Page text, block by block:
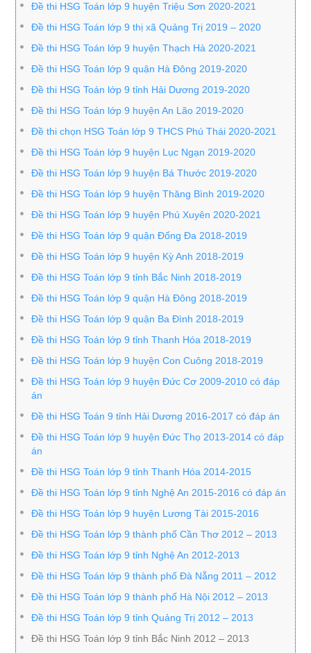
Đề thi HSG Toán lớp 9 huyện Triệu Sơn 2020-2021
Đề thi HSG Toán lớp 9 thị xã Quảng Trị 2019 – 2020
Đề thi HSG Toán lớp 9 huyện Thạch Hà 2020-2021
Đề thi HSG Toán lớp 9 quận Hà Đông 2019-2020
Đề thi HSG Toán lớp 9 tỉnh Hải Dương 2019-2020
Đề thi HSG Toán lớp 9 huyện An Lão 2019-2020
Đề thi chọn HSG Toán lớp 9 THCS Phú Thái 2020-2021
Đề thi HSG Toán lớp 9 huyện Lục Ngạn 2019-2020
Đề thi HSG Toán lớp 9 huyện Bá Thước 2019-2020
Đề thi HSG Toán lớp 9 huyện Thăng Bình 2019-2020
Đề thi HSG Toán lớp 9 huyện Phú Xuyên 2020-2021
Đề thi HSG Toán lớp 9 quận Đống Đa 2018-2019
Đề thi HSG Toán lớp 9 huyện Kỳ Anh 2018-2019
Đề thi HSG Toán lớp 9 tỉnh Bắc Ninh 2018-2019
Đề thi HSG Toán lớp 9 quận Hà Đông 2018-2019
Đề thi HSG Toán lớp 9 quận Ba Đình 2018-2019
Đề thi HSG Toán lớp 9 tỉnh Thanh Hóa 2018-2019
Đề thi HSG Toán lớp 9 huyện Con Cuông 2018-2019
Đề thi HSG Toán lớp 9 huyện Đức Cơ 2009-2010 có đáp
án
Đề thi HSG Toán 9 tỉnh Hải Dương 2016-2017 có đáp án
Đề thi HSG Toán lớp 9 huyện Đức Thọ 2013-2014 có đáp
án
Đề thi HSG Toán lớp 9 tỉnh Thanh Hóa 2014-2015
Đề thi HSG Toán lớp 9 tỉnh Nghệ An 2015-2016 có đáp án
Đề thi HSG Toán lớp 9 huyện Lương Tài 2015-2016
Đề thi HSG Toán lớp 9 thành phố Cần Thơ 2012 – 2013
Đề thi HSG Toán lớp 9 tỉnh Nghệ An 2012-2013
Đề thi HSG Toán lớp 9 thành phố Đà Nẵng 2011 – 2012
Đề thi HSG Toán lớp 9 thành phố Hà Nội 2012 – 2013
Đề thi HSG Toán lớp 9 tỉnh Quảng Trị 2012 – 2013
Đề thi HSG Toán lớp 9 tỉnh Bắc Ninh 2012 – 2013